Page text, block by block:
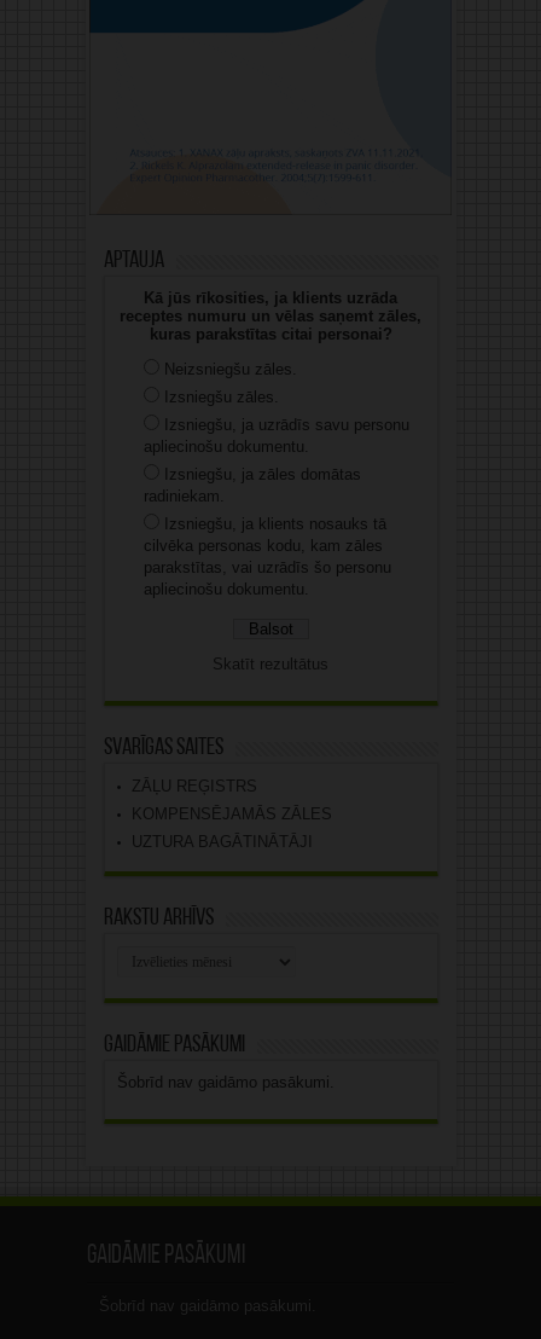
Aptauja
Kā jūs rīkosities, ja klients uzrāda
receptes numuru un vēlas saņemt zāles,
kuras parakstītas citai personai?
Neizsniegšu zāles.
Izsniegšu zāles.
Izsniegšu, ja uzrādīs savu personu
apliecinošu dokumentu.
Izsniegšu, ja zāles domātas
radiniekam.
Izsniegšu, ja klients nosauks tā
cilvēka personas kodu, kam zāles
parakstītas, vai uzrādīs šo personu
apliecinošu dokumentu.
Skatīt rezultātus
Svarīgas saites
ZĀĻU REĢISTRS
KOMPENSĒJAMĀS ZĀLES
UZTURA BAGĀTINĀTĀJI
Rakstu arhīvs
Gaidāmie pasākumi
Šobrīd nav gaidāmo pasākumi.
Gaidāmie pasākumi
Šobrīd nav gaidāmo pasākumi.